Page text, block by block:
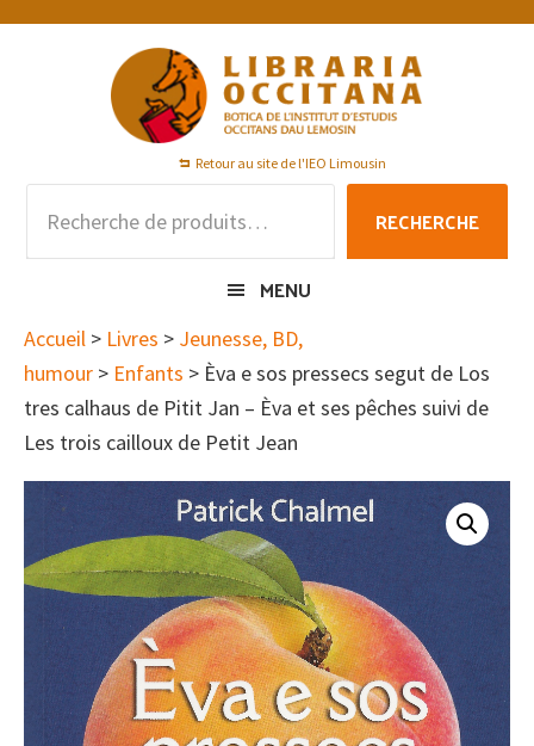
Passer
Passer
Passer
Retour au site de l'IEO Limousin
pour :
RECHERCHE
MENU
Accueil > Livres > Jeunesse, BD,
humour > Enfants > Èva e sos pressecs segut de Los
tres calhaus de Pitit Jan – Èva et ses pêches suivi de
Les trois cailloux de Petit Jean